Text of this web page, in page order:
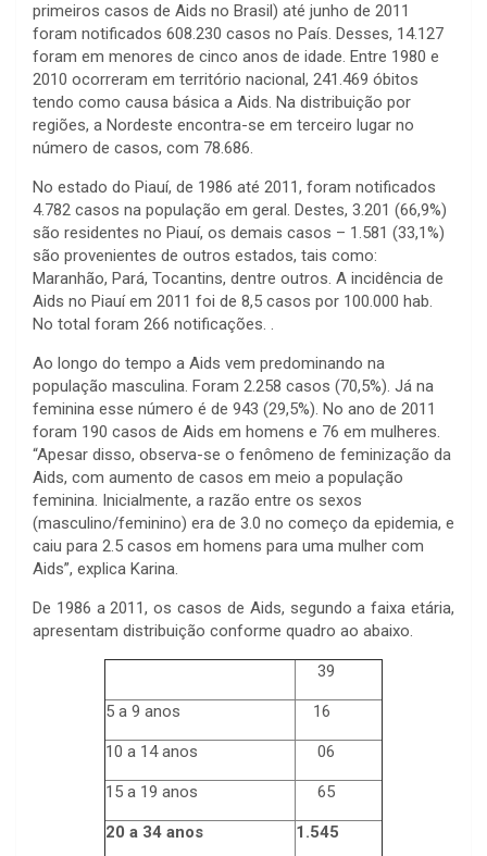
primeiros casos de Aids no Brasil) até junho de 2011
foram notificados 608.230 casos no País. Desses, 14.127
foram em menores de cinco anos de idade. Entre 1980 e
2010 ocorreram em território nacional, 241.469 óbitos
tendo como causa básica a Aids. Na distribuição por
regiões, a Nordeste encontra-se em terceiro lugar no
número de casos, com 78.686.
No estado do Piauí, de 1986 até 2011, foram notificados
4.782 casos na população em geral. Destes, 3.201 (66,9%)
são residentes no Piauí, os demais casos – 1.581 (33,1%)
são provenientes de outros estados, tais como:
Maranhão, Pará, Tocantins, dentre outros. A incidência de
Aids no Piauí em 2011 foi de 8,5 casos por 100.000 hab.
No total foram 266 notificações. .
Ao longo do tempo a Aids vem predominando na
população masculina. Foram 2.258 casos (70,5%). Já na
feminina esse número é de 943 (29,5%). No ano de 2011
foram 190 casos de Aids em homens e 76 em mulheres.
“Apesar disso, observa-se o fenômeno de feminização da
Aids, com aumento de casos em meio a população
feminina. Inicialmente, a razão entre os sexos
(masculino/feminino) era de 3.0 no começo da epidemia, e
caiu para 2.5 casos em homens para uma mulher com
Aids”, explica Karina.
De 1986 a 2011, os casos de Aids, segundo a faixa etária,
apresentam distribuição conforme quadro ao abaixo.
39
5 a 9 anos 16
10 a 14 anos 06
15 a 19 anos 65
20 a 34 anos 1.545